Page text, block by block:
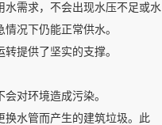
需求，不会出现水压不足或水
况下仍能正常供水。
提供了坚实的支撑。
对环境造成污染。
换水管而产生的建筑垃圾。此